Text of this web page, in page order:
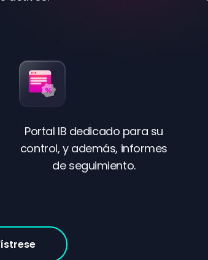
Portal IB dedicado para su
control, y además, informes
de seguimiento.